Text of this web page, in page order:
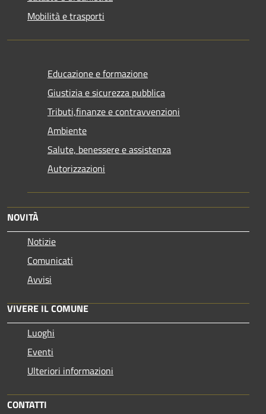
Mobilità e trasporti
Educazione e formazione
Giustizia e sicurezza pubblica
Tributi,finanze e contravvenzioni
Ambiente
Salute, benessere e assistenza
Autorizzazioni
NOVITÀ
Notizie
Comunicati
Avvisi
VIVERE IL COMUNE
Luoghi
Eventi
Ulteriori informazioni
CONTATTI